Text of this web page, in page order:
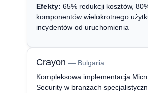
Sweden
Ukraine
Efekty: 65% redukcji kosztów,
komponentów wielokrotnego
incydentów od uruchomienia
Crayon — Bulgaria
Kompleksowa implementacja
Security w branżach